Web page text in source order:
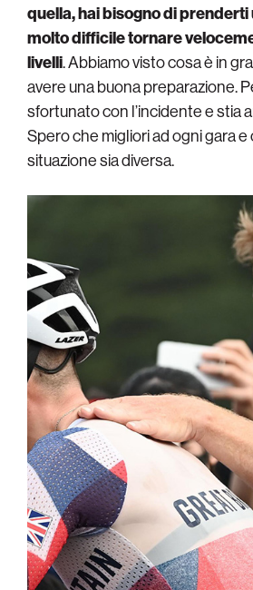
quella, hai bisogno di prenderti
molto difficile tornare
livelli. Abbiamo visto cosa è in
avere una buona preparazione.
sfortunato con l’incidente e stia
Spero che migliori ad ogni gara e
situazione sia diversa.